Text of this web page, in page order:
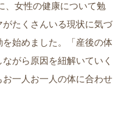
、女性の健康について勉
たくさんいる現状に気づ
始めました。「産後の体
がら原因を紐解いていく
一人お一人の体に合わせ